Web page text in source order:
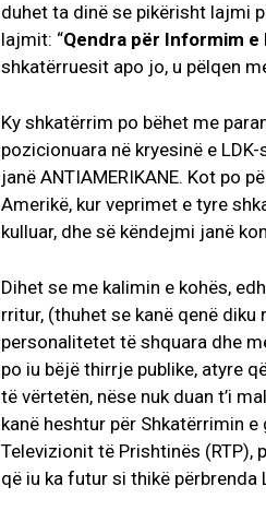
duhet ta dinë se pikërisht lajmi
lajmit: “Qendra për Informim e
shkatërruesit apo jo, u pëlqen
Ky shkatërrim po bëhet me
pozicionuara në kryesinë e
janë ANTIAMERIKANE. Kot po
Amerikë, kur veprimet e tyre
kulluar, dhe së këndejmi janë
Dihet se me kalimin e kohës,
rritur, (thuhet se kanë qenë
personalitetet të shquara dhe
po iu bëjë thirrje publike, atyre
të vërtetën, nëse nuk duan t’i
kanë heshtur për Shkatërrimin e
Televizionit të Prishtinës (RTP),
që iu ka futur si thikë përbrenda